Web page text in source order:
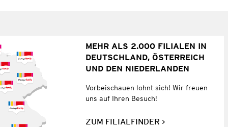
MEHR ALS 2.000 FILIALEN IN
DEUTSCHLAND, ÖSTERREICH
UND DEN NIEDERLANDEN
Vorbeischauen lohnt sich! Wir freuen
uns auf Ihren Besuch!
ZUM FILIALFINDER